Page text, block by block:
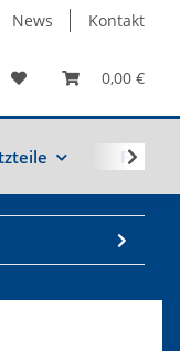
News Kontakt
0,00 €